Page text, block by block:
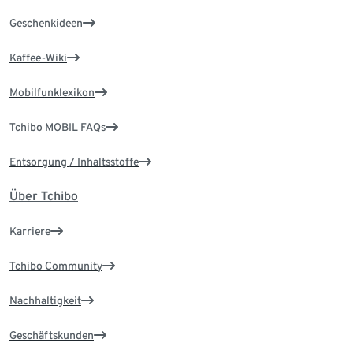
Geschenkideen
Kaffee-Wiki
Mobilfunklexikon
Tchibo MOBIL FAQs
Entsorgung / Inhaltsstoffe
Über Tchibo
Karriere
Tchibo Community
Nachhaltigkeit
Geschäftskunden